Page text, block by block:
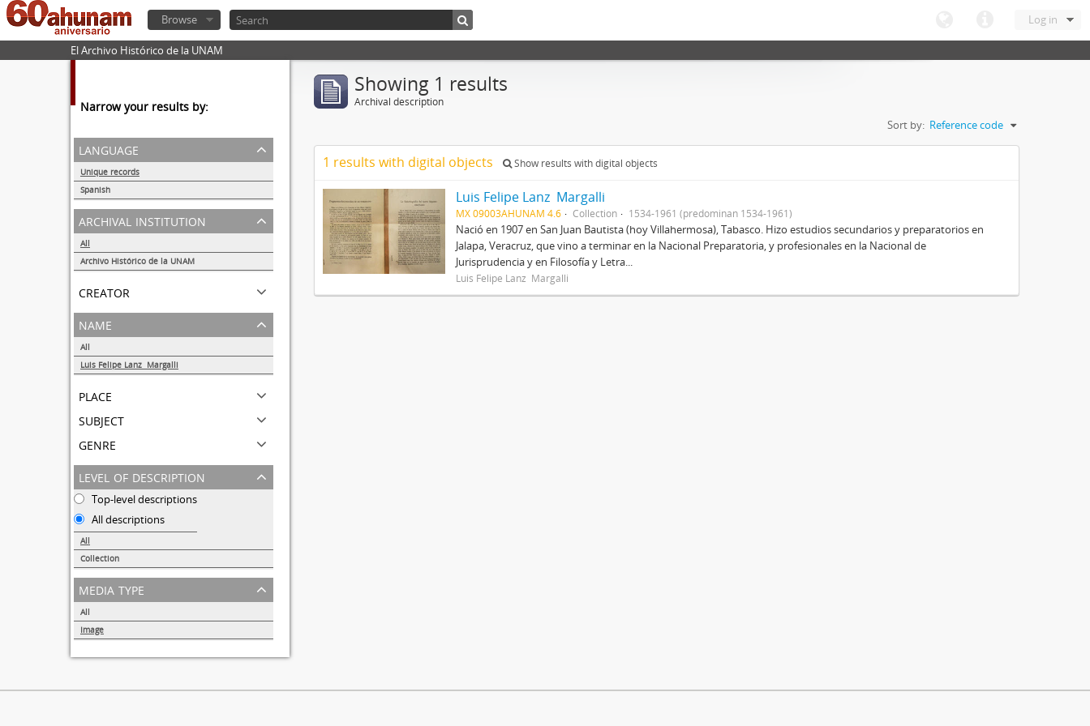
Log in
Browse
El Archivo Histórico de la UNAM
Narrow your results by:
language
Unique records
Spanish
1
archival institution
All
Archivo Histórico de la UNAM
creator
name
All
Luis Felipe Lanz Margalli
place
subject
genre
level of description
Top-level descriptions
All descriptions
All
Collection
1
media type
All
Image
Showing 1 results
Archival description
Sort by: Reference code
1 results with digital objects Show results with digital objects
Luis Felipe Lanz Margalli
MX 09003AHUNAM 4.6 Collection 1534-1961 (predominan 1534-1961)
Nació en 1907 en San Juan Bautista (hoy Villahermosa), Tabasco. Hizo estudios secundarios y preparatorios en
Jalapa, Veracruz, que vino a terminar en la Nacional Preparatoria, y profesionales en la Nacional de
Jurisprudencia y en Filosofía y Letra...
Luis Felipe Lanz Margalli